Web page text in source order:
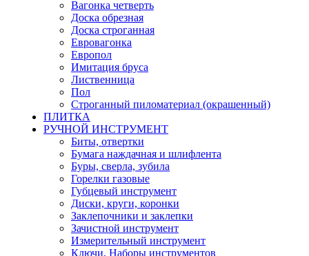
Вагонка четверть
Доска обрезная
Доска строганная
Евровагонка
Европол
Имитация бруса
Лиственница
Пол
Строганный пиломатериал (окрашенный)
ПЛИТКА
РУЧНОЙ ИНСТРУМЕНТ
Биты, отвертки
Бумага наждачная и шлифлента
Буры, сверла, зубила
Горелки газовые
Губцевый инструмент
Диски, круги, коронки
Заклепочники и заклепки
Зачистной инструмент
Измерительный инструмент
Ключи, Наборы инструментов